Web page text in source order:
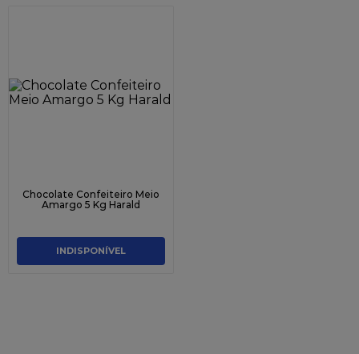
Chocolate Confeiteiro Meio
Amargo 5 Kg Harald
INDISPONÍVEL